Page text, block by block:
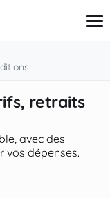
retraits
avec des
vos dépenses.